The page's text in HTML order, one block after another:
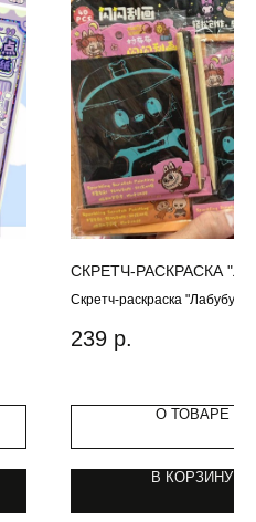
СКРЕТЧ-РАСКРАСКА
Скретч-раскраска "Лабубу"
239 р.
О ТОВАРЕ
В КОРЗИНУ